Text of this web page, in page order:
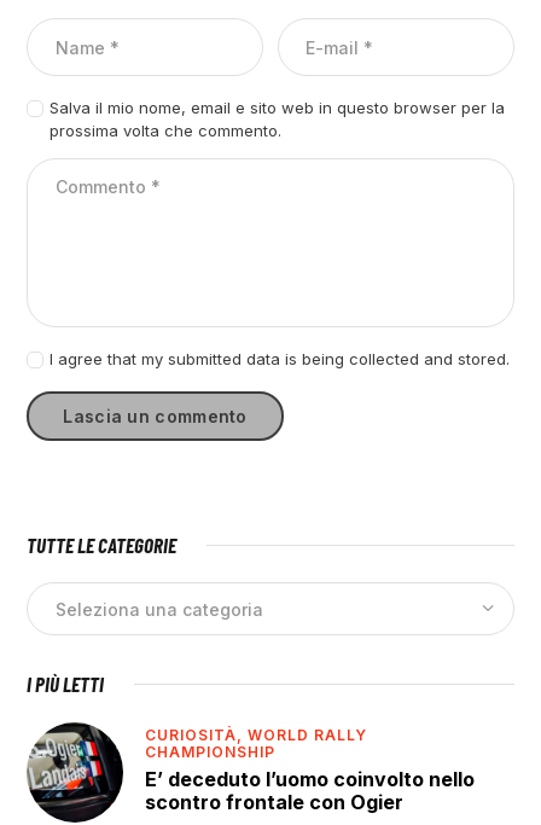
Salva il mio nome, email e sito web in questo browser per la
prossima volta che commento.
I agree that my submitted data is being collected and stored.
TUTTE LE CATEGORIE
I PIÙ LETTI
CURIOSITÀ,WORLD RALLY
CHAMPIONSHIP
E’ deceduto l’uomo coinvolto nello
scontro frontale con Ogier